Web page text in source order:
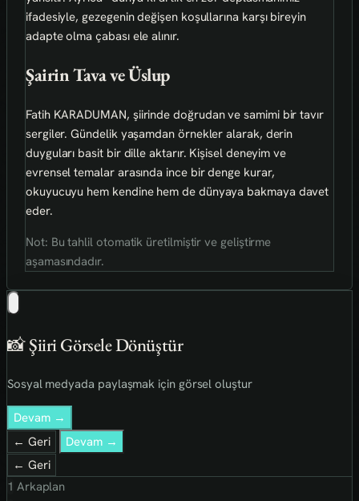
ifadesiyle, gezegenin değişen koşullarına karşı bireyin
adapte olma çabası ele alınır.
Şairin Tava ve Üslup
Fatih KARADUMAN, şiirinde doğrudan ve samimi bir tavır
sergiler. Gündelik yaşamdan örnekler alarak, derin
duyguları basit bir dille aktarır. Kişisel deneyim ve
evrensel temalar arasında ince bir denge kurar,
okuyucuyu hem kendine hem de dünyaya bakmaya davet
eder.
Not: Bu tahlil otomatik üretilmiştir ve geliştirme
aşamasındadır.
📸 Şiiri Görsele Dönüştür
Sosyal medyada paylaşmak için görsel oluştur
Devam →
← Geri
Devam →
← Geri
1 Arkaplan